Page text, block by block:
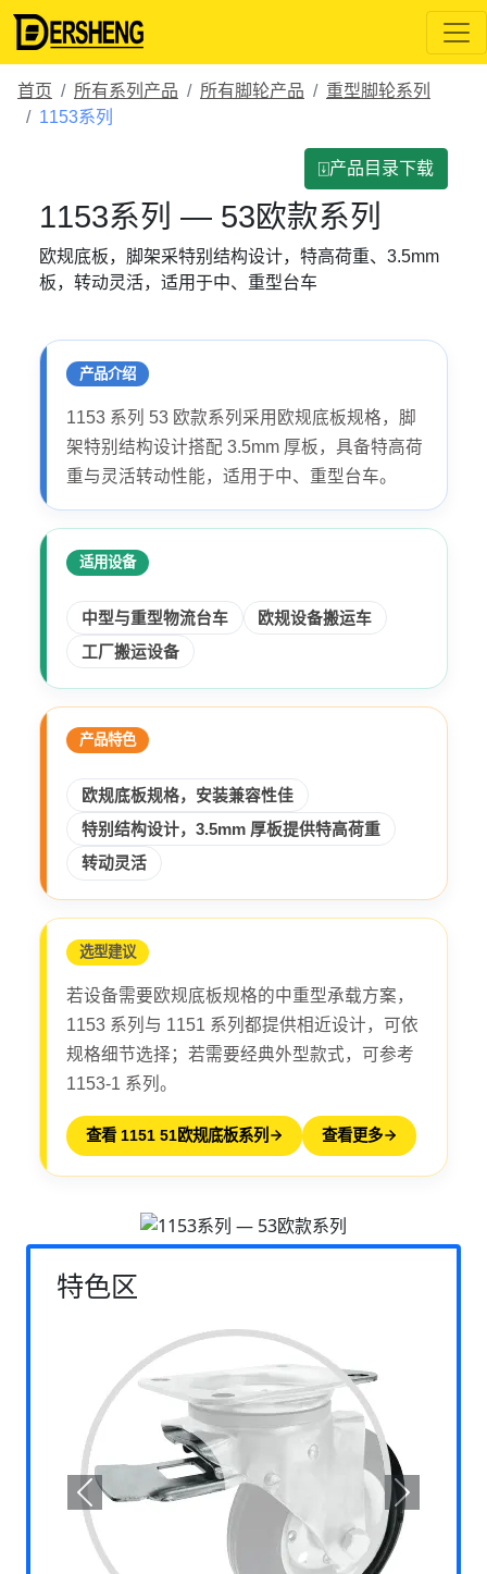
首页 所有系列产品 所有脚轮产品
重型脚轮系列
1153系列
⍗产品目录下载
1153系列 — 53欧款系列
欧规底板，脚架采特别结构设计，特高荷重、3.5mm
板，转动灵活，适用于中、重型台车
产品介绍
1153 系列 53 欧款系列采用欧规底板规格，脚
架特别结构设计搭配 3.5mm 厚板，具备特高荷
重与灵活转动性能，适用于中、重型台车。
适用设备
中型与重型物流台车
欧规设备搬运车
工厂搬运设备
产品特色
欧规底板规格，安装兼容性佳
特别结构设计，3.5mm 厚板提供特高荷重
转动灵活
选型建议
若设备需要欧规底板规格的中重型承载方案，
1153 系列与 1151 系列都提供相近设计，可依
规格细节选择；若需要经典外型款式，可参考
1153-1 系列。
查看 1151 51欧规底板系列 查看更多
特色区
Previous Next